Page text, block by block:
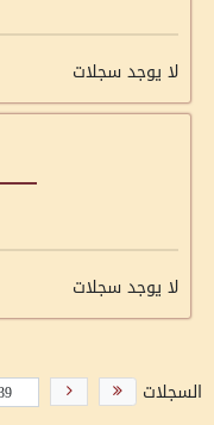
لا يوجد سجلات
لا يوجد سجلات
السجلات